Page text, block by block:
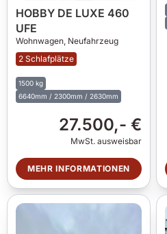
HOBBY DE LUXE 460
UFE
Wohnwagen, Neufahrzeug
2 Schlafplätze
1500 kg
6640mm / 2300mm / 2630mm
27.500,- €
MwSt. ausweisbar
MEHR INFORMATIONEN